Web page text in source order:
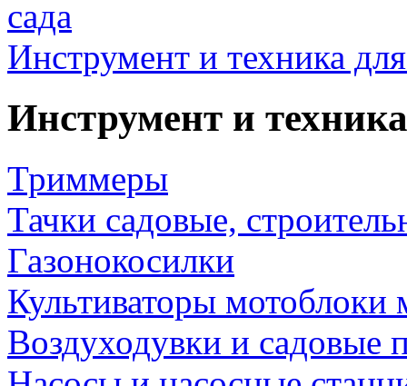
Инструмент и техника
Инструмент и
Триммеры
Тачки садовые,
Газонокосилки
Культиваторы мотоблоки
Воздуходувки и садовые